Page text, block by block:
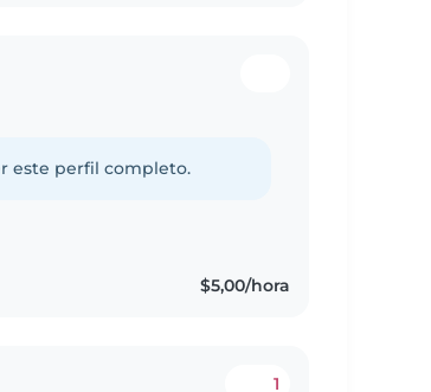
este perfil completo.
$5,00/hora
1